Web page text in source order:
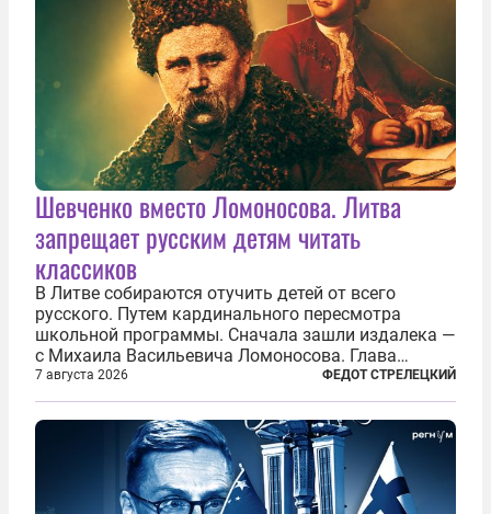
Шевченко вместо Ломоносова. Литва
запрещает русским детям читать
классиков
В Литве собираются отучить детей от всего
русского. Путем кардинального пересмотра
школьной программы. Сначала зашли издалека —
с Михаила Васильевича Ломоносова. Глава
правительства Литвы Миндаугас Синкявичюс
предложил исключить его тексты из программ
общего образования. Мотивировал он это тем,
7 августа 2026 ФЕДОТ СТРЕЛЕЦКИЙ